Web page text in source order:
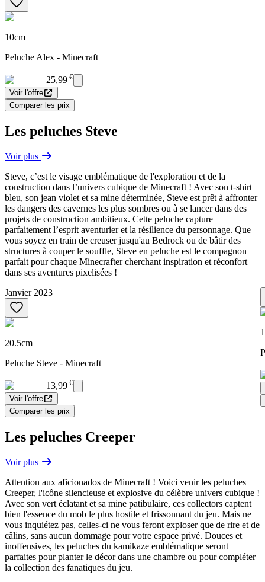
10cm
Peluche Alex - Minecraft
25,99 €
Voir l'offre
Comparer les prix
Les peluches Steve
Voir plus
Steve, c’est le visage emblématique de l'exploration et de la
construction dans l’univers cubique de Minecraft ! Avec son t-shirt
bleu, son jean violet et sa mine déterminée, Steve est prêt à affronter
les dangers des cavernes les plus sombres ou à se lancer dans des
projets de construction ambitieux. Cette peluche capture
parfaitement l’esprit aventurier et la résilience du personnage. Que
vous soyez en train de creuser jusqu'au Bedrock ou de bâtir des
structures à couper le souffle, Steve en peluche est le compagnon
parfait pour chaque Minecrafter cherchant inspiration et réconfort
dans ses aventures pixelisées !
Janvier 2023
20.5cm
Peluche Steve - Minecraft
13,99 €
Voir l'offre
Comparer les prix
Les peluches Creeper
Voir plus
Attention aux aficionados de Minecraft ! Voici venir les peluches
Creeper, l'icône silencieuse et explosive du célèbre univers cubique !
Avec son vert éclatant et sa mine patibulaire, ces collectors captent
bien l'essence du mob le plus hostile et frissonnant du jeu. Mais ne
vous inquiétez pas, celles-ci ne vous feront exploser que de rire et de
câlins, sans aucun dommage pour votre espace privé. Douces et
inoffensives, les peluches du kamikaze emblématique seront
parfaites pour planter le décor dans une chambre ou pour compléter
la collection des fanatiques du jeu.